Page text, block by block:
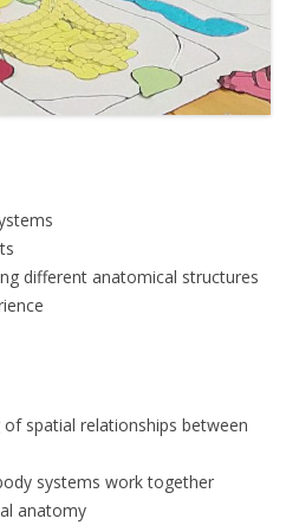
different anatomical structures
spatial relationships between
systems work together
anatomy